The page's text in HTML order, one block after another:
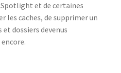
Spotlight et de certaines
les caches, de supprimer un
dossiers devenus